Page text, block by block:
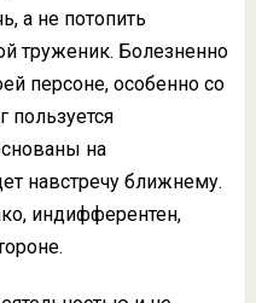
а не потопить
труженик. Болезненно
персоне, особенно со
пользуется
на
навстречу ближнему.
индифферентен,